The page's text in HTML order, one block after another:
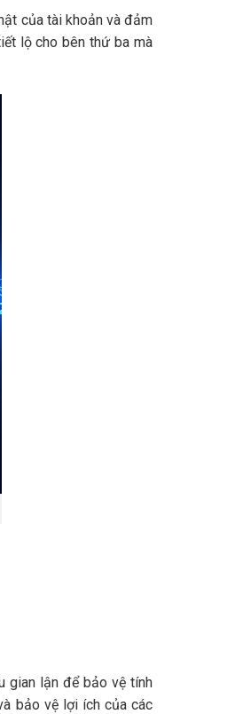
của tài khoản và đảm
lộ cho bên thứ ba mà
gian lận để bảo vệ tính
bảo vệ lợi ích của các